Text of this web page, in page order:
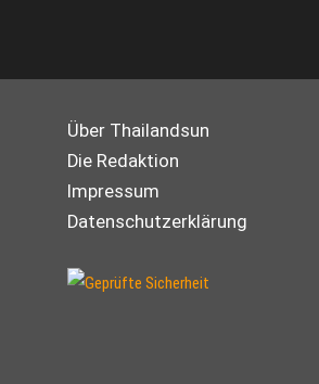
Über Thailandsun
Die Redaktion
Impressum
Datenschutzerklärung